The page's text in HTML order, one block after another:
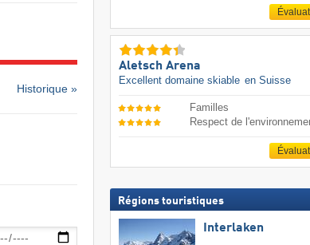
Historique »
Aletsch Arena
Excellent domaine skiable en Suisse
Familles
Respect de
Régions touristiques
Interlaken